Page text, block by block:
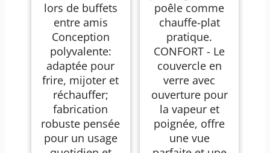
lors de buffets
entre amis
Conception
polyvalente:
adaptée pour
frire, mijoter et
réchauffer;
fabrication
robuste pensée
pour un usage
poêle comme
chauffe-plat
pratique.
CONFORT - Le
couvercle en
verre avec
ouverture pour
la vapeur et
poignée, offre
une vue